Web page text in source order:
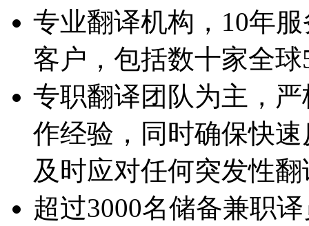
专业翻译机构，10年
客户，包括数十家全
专职翻译团队为主，
作经验，同时确保快
及时应对任何突发性
超过3000名储备兼职